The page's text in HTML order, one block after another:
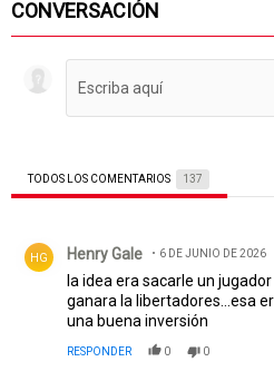
CONVERSACIÓN
TODOS LOS COMENTARIOS 137
HG Henry Gale 6 DE JUNIO DE 2026
la idea era sacarle un
ganara la libertadores...esa
una buena inversión
RESPONDER 0 0